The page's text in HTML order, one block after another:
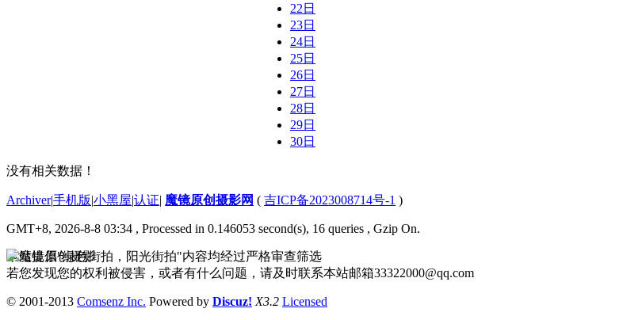
22日
23日
24日
25日
26日
27日
28日
29日
30日
没有相关数据！
Archiver|手机版|小黑屋|认证| 魔镜原创摄影网 ( 吉ICP备2023008714号-1 )
GMT+8, 2026-8-8 03:34 , Processed in 0.146053 second(s), 16 queries , Gzip On.
本站提倡"绿色街拍，阳光街拍"内容均经过严格审查筛选
若您发现您的权利被侵害，或者有什么问题，请及时联系本站邮箱33322000@qq.com
© 2001-2013 Comsenz Inc. Powered by Discuz! X3.2 Licensed